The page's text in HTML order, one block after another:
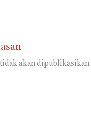
akan dipublikasikan.